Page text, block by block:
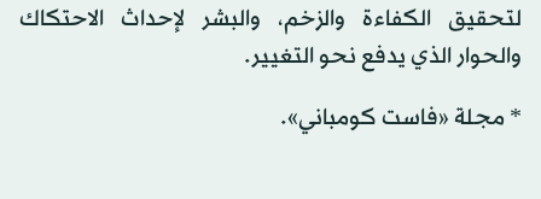
لتحقيق الكفاءة والزخم، والبشر لإحداث الاحتكاك
والحوار الذي يدفع نحو التغيير.
* مجلة «فاست كومباني».